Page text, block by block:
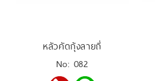
หลัวคัดกุ้งลายถี่
No: 082